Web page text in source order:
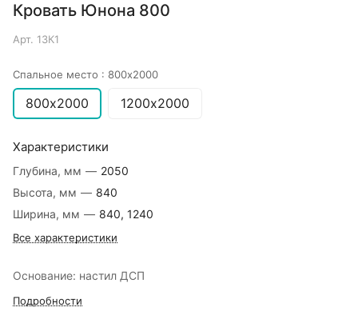
Кровать Юнона 800
Арт. 13К1
Спальное место : 800х2000
800х2000 1200х2000
Характеристики
Глубина, мм — 2050
Высота, мм — 840
Ширина, мм — 840, 1240
Все характеристики
Основание: настил ДСП
Подробности